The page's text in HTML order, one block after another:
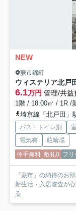
NEW
蕨市錦町
ウィステリア北戸
6.1万円 管理/共益
1階 / 18.00㎡ / 1R /
埼京線「北戸田」
バス・トイレ別
電気有
駐輪場
仲手無料 敷礼0 フリ
『蕨市』の納得のお
新生活・入居審査が
る